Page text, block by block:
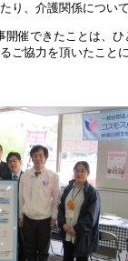
り、介護関係につい
開催できたことは、
ご協力を頂いたこと